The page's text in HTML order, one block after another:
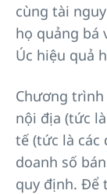
cùng tài
họ quảng bá
Úc hiệu quả
Chương trình
nội địa (tức
tế (tức là các
doanh số
quy định. Để